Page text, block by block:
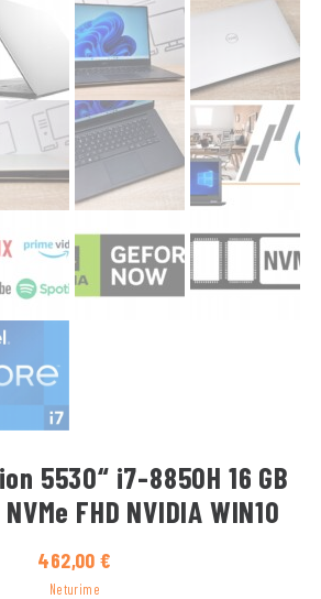
5530“ i7-8850H 16 GB
FHD NVIDIA WIN10
462,00€
Neturime